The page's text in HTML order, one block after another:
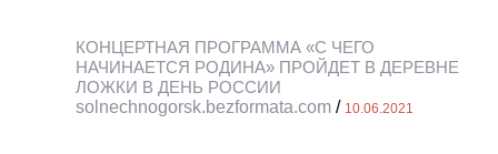
КОНЦЕРТНАЯ ПРОГРАММА «С ЧЕГО
НАЧИНАЕТСЯ РОДИНА» ПРОЙДЕТ В ДЕРЕВНЕ
ЛОЖКИ В ДЕНЬ РОССИИ
solnechnogorsk.bezformata.com / 10.06.2021